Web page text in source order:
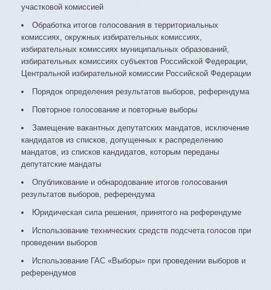
участковой комиссией
Обработка итогов голосования в территориальных
комиссиях, окружных избирательных комиссиях,
избирательных комиссиях муниципальных образований,
избирательных комиссиях субъектов Российской Федерации,
Центральной избирательной комиссии Российской Федерации
Порядок определения результатов выборов, референдума
Повторное голосование и повторные выборы
Замещение вакантных депутатских мандатов, исключение
кандидатов из списков, допущенных к распределению
мандатов, из списков кандидатов, которым переданы
депутатские мандаты
Опубликование и обнародование итогов голосования
результатов выборов, референдума
Юридическая сила решения, принятого на референдуме
Использование технических средств подсчета голосов при
проведении выборов
Использование ГАС «Выборы» при проведении выборов и
референдумов